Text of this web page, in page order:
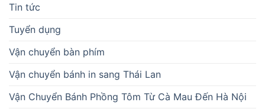
Tin tức
Tuyển dụng
Vận chuyển bàn phím
Vận chuyển bánh in sang Thái Lan
Vận Chuyển Bánh Phồng Tôm Từ Cà Mau Đến Hà Nội